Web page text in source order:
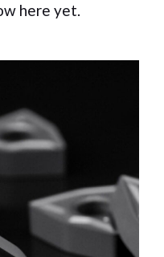
here yet.